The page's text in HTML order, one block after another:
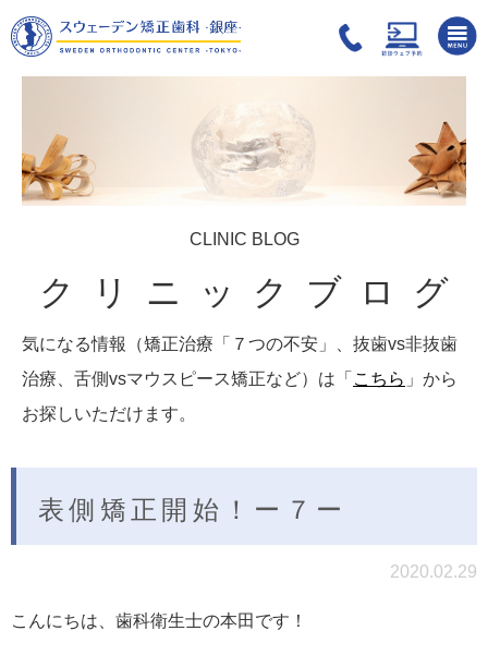
CLINIC BLOG
クリニックブログ
気になる情報（矯正治療「７つの不安」、抜歯vs非抜歯
治療、舌側vsマウスピース矯正など）は「 こちら 」から
お探しいただけます。
表側矯正開始！ー７ー
2020.02.29
こんにちは、歯科衛生士の本田です！